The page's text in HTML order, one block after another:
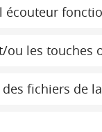
écouteur
les touches
fichiers de